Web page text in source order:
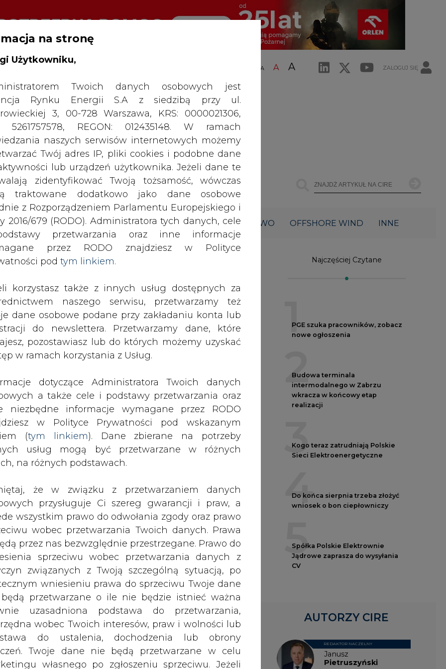
A A A ZALOGUJ SIĘ
ZMIANY KADROWE NA RYNKU CIEPŁOWNICTWO OFFSHORE WIND INNE
na stronę
Użytkowniku,
Twoich danych osobowych jest
Rynku Energii S.A z siedzibą przy ul.
3, 00-728 Warszawa, KRS: 0000021306,
5261757578, REGON: 012435148. W ramach
naszych serwisów internetowych możemy
Twój adres IP, pliki cookies i podobne dane
lub urządzeń użytkownika. Jeżeli dane te
zidentyfikować Twoją tożsamość, wówczas
traktowane dodatkowo jako dane osobowe
z Rozporządzeniem Parlamentu Europejskiego i
2016/679 (RODO). Administratora tych danych, cele
przetwarzania oraz inne informacje
przez RODO znajdziesz w Polityce
pod tym linkiem.
korzystasz także z innych usług dostępnych za
naszego serwisu, przetwarzamy też
dane osobowe podane przy zakładaniu konta lub
do newslettera. Przetwarzamy dane, które
pozostawiasz lub do których możemy uzyskać
w ramach korzystania z Usług.
dotyczące Administratora Twoich danych
a także cele i podstawy przetwarzania oraz
niezbędne informacje wymagane przez RODO
w Polityce Prywatności pod wskazanym
(tym linkiem). Dane zbierane na potrzeby
usług mogą być przetwarzane w różnych
na różnych podstawach.
że w związku z przetwarzaniem danych
przysługuje Ci szereg gwarancji i praw, a
wszystkim prawo do odwołania zgody oraz prawo
wobec przetwarzania Twoich danych. Prawa
przez nas bezwzględnie przestrzegane. Prawo do
sprzeciwu wobec przetwarzania danych z
związanych z Twoją szczególną sytuacją, po
wniesieniu prawa do sprzeciwu Twoje dane
przetwarzane o ile nie będzie istnieć ważna
uzasadniona podstawa do przetwarzania,
wobec Twoich interesów, praw i wolności lub
do ustalenia, dochodzenia lub obrony
Twoje dane nie będą przetwarzane w celu
własnego po zgłoszeniu sprzeciwu. Jeżeli
ustawa o jakości paliw stałych martwa bez rozporządzeń
skomentuj udostępnij
stałych martwa bez
przepisy znowelizowanej
gospodarstw domowych i małych
rozporządzeń.
importerzy węgla będą musieli załączać do
surowca.
dla gospodarstw domowych albo małych
kontrola, czy wymagania są spełnione, a w
do badań laboratoryjnych - tłumaczy gazecie biuro
wprowadzającego wymagania jakościowe
sprzedawał surowca klientom indywidualnym,
mocy cieplnej nie mniejszej niż 1 MW lub do
że węgiel niesortowany będzie importowany do
który już sprzeda go komu zechce - wyjaśnia
Najczęściej Czytane
1
PGE szuka pracowników, zobacz
nowe ogłoszenia
2
Budowa terminala
intermodalnego w Zabrzu
wkracza w końcowy etap
realizacji
3
Kogo teraz zatrudniają Polskie
Sieci Elektroenergetyczne
4
Do końca sierpnia trzeba złożyć
wniosek o bon ciepłowniczy
5
Spółka Polskie Elektrownie
Jądrowe zaprasza do wysyłania
CV
Janusz
Pietruszyński
REDAKTOR NACZELNY
AUTORZY CIRE